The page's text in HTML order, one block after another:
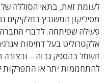
לעומת זאת, בתאי הסוללה
מסיליקון המשובץ בחלקיקים
פעילה שפיתחה. לדברי
אלקטרוליט בעל דחיסות
חשמל בהספק גבוה – ובצורה
להתחממות יתר או התפרקות